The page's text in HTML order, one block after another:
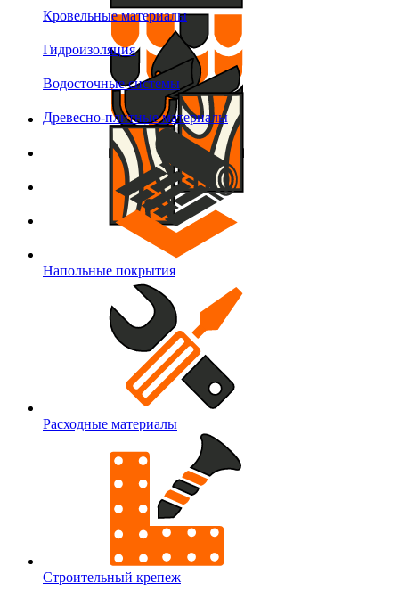
Кровельные материалы
Гидроизоляция
Водосточные системы
Древесно-плитные материалы
Напольные покрытия
Расходные материалы
Строительный крепеж